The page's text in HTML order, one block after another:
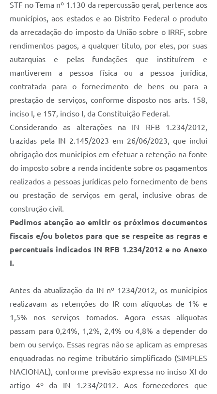
STF no Tema nº 1.130 da repercussão geral, pertence aos
municípios, aos estados e ao Distrito Federal o produto
da arrecadação do imposto da União sobre o IRRF, sobre
rendimentos pagos, a qualquer título, por eles, por suas
autarquias e pelas fundações que instituírem e
mantiverem a pessoa física ou a pessoa jurídica,
contratada para o fornecimento de bens ou para a
prestação de serviços, conforme disposto nos arts. 158,
inciso I, e 157, inciso I, da Constituição Federal.
Considerando as alterações na IN RFB 1.234/2012,
trazidas pela IN 2.145/2023 em 26/06/2023, que inclui
obrigação dos municípios em efetuar a retenção na fonte
do imposto sobre a renda incidente sobre os pagamentos
realizados a pessoas jurídicas pelo fornecimento de bens
ou prestação de serviços em geral, inclusive obras de
construção civil.
Pedimos atenção ao emitir os próximos documentos
fiscais e/ou boletos para que se respeite as regras e
percentuais indicados IN RFB 1.234/2012 e no Anexo
I.
Antes da atualização da IN nº 1234/2012, os municípios
realizavam as retenções do IR com alíquotas de 1% e
1,5% nos serviços tomados. Agora essas alíquotas
passam para 0,24%, 1,2%, 2,4% ou 4,8% a depender do
bem ou serviço. Essas regras não se aplicam as empresas
enquadradas no regime tributário simplificado (SIMPLES
NACIONAL), conforme previsão expressa no inciso XI do
artigo 4º da IN 1.234/2012. Aos fornecedores que